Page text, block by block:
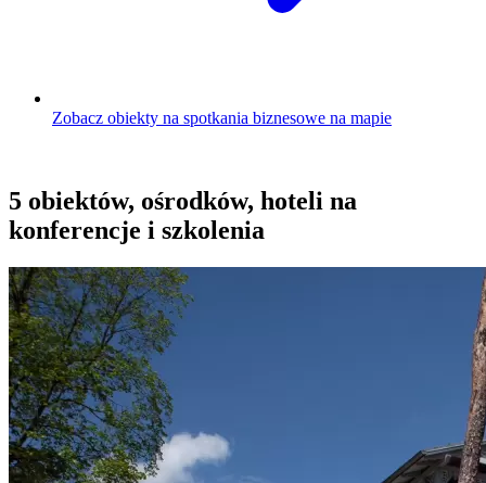
Zobacz obiekty na spotkania biznesowe na mapie
5 obiektów, ośrodków, hoteli na
konferencje i szkolenia